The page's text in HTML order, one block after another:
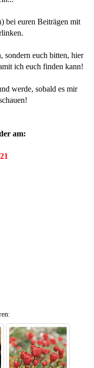
bei euren Beiträgen mit
euch bitten, hier
ich euch finden kann!
werde, sobald es mir
am: